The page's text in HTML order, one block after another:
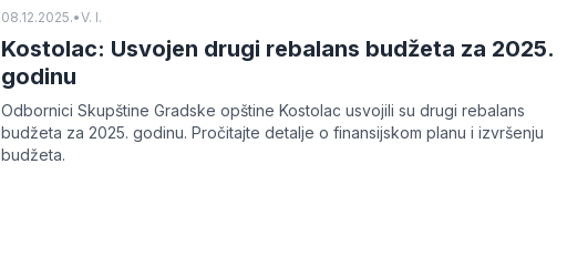
08.12.2025.•V. I.
Kostolac: Usvojen drugi rebalans budžeta za 2025.
godinu
Odbornici Skupštine Gradske opštine Kostolac usvojili su drugi rebalans
budžeta za 2025. godinu. Pročitajte detalje o finansijskom planu i izvršenju
budžeta.